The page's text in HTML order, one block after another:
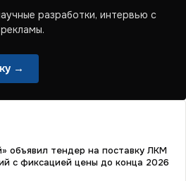
разработки, интервью с
→
объявил тендер на поставку ЛКМ
с фиксацией цены до конца 2026